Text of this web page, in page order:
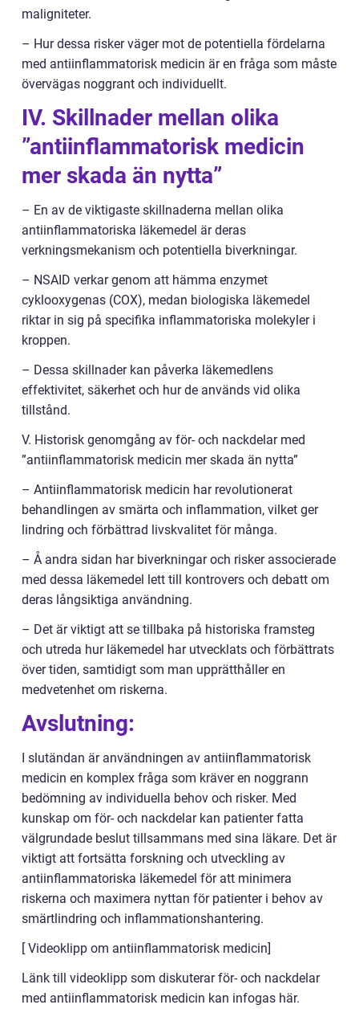
maligniteter.
– Hur dessa risker väger mot de potentiella fördelarna
med antiinflammatorisk medicin är en fråga som måste
övervägas noggrant och individuellt.
IV. Skillnader mellan olika
”antiinflammatorisk medicin
mer skada än nytta”
– En av de viktigaste skillnaderna mellan olika
antiinflammatoriska läkemedel är deras
verkningsmekanism och potentiella biverkningar.
– NSAID verkar genom att hämma enzymet
cyklooxygenas (COX), medan biologiska läkemedel
riktar in sig på specifika inflammatoriska molekyler i
kroppen.
– Dessa skillnader kan påverka läkemedlens
effektivitet, säkerhet och hur de används vid olika
tillstånd.
V. Historisk genomgång av för- och nackdelar med
”antiinflammatorisk medicin mer skada än nytta”
– Antiinflammatorisk medicin har revolutionerat
behandlingen av smärta och inflammation, vilket ger
lindring och förbättrad livskvalitet för många.
– Å andra sidan har biverkningar och risker associerade
med dessa läkemedel lett till kontrovers och debatt om
deras långsiktiga användning.
– Det är viktigt att se tillbaka på historiska framsteg
och utreda hur läkemedel har utvecklats och förbättrats
över tiden, samtidigt som man upprätthåller en
medvetenhet om riskerna.
Avslutning:
I slutändan är användningen av antiinflammatorisk
medicin en komplex fråga som kräver en noggrann
bedömning av individuella behov och risker. Med
kunskap om för- och nackdelar kan patienter fatta
välgrundade beslut tillsammans med sina läkare. Det är
viktigt att fortsätta forskning och utveckling av
antiinflammatoriska läkemedel för att minimera
riskerna och maximera nyttan för patienter i behov av
smärtlindring och inflammationshantering.
[ Videoklipp om antiinflammatorisk medicin]
Länk till videoklipp som diskuterar för- och nackdelar
med antiinflammatorisk medicin kan infogas här.